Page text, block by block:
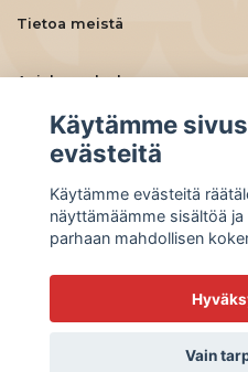
Tietoa meistä
Asiakaspalvelu
Lue lisää
Social Media
© 2026
Käytämme
evästeitä
Käytämme evästeitä
näyttämäämme sisältöä
parhaan mahdollisen
Vain